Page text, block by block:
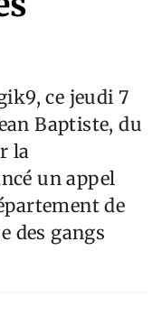
ce jeudi 7
Baptiste, du
la
un appel
de
des gangs